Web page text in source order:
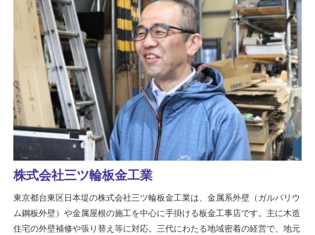
株式会社三ツ輪板金工業
東京都台東区日本堤の株式会社三ツ輪板金工業は、金属系外壁（ガルバリウ
ム鋼板外壁）や金属屋根の施工を中心に手掛ける板金工事店です。主に木造
住宅の外壁補修や張り替え等に対応。三代にわたる地域密着の経営で、地元